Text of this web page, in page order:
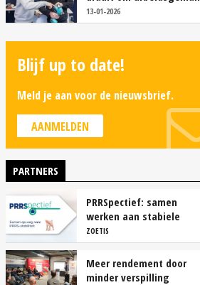
en diervriendelijkheid
13-01-2026
Blijf up to date!
Meld je aan voor de nieuwsbrief.
AANMELDEN
PARTNERS
PRRSpectief: samen
werken aan stabiele
resultaten
ZOETIS
Meer rendement door
minder verspilling